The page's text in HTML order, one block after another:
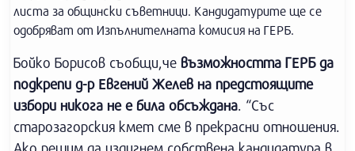
листа за общински съветници. Кандидатурите ще се
одобряват от Изпълнителната комисия на ГЕРБ.
Бойко Борисов съобщи,че възможността ГЕРБ да
подкрепи д-р Евгений Желев на предстоящите
избори никога не е била обсъждана. “Със
старозагорския кмет сме в прекрасни отношения.